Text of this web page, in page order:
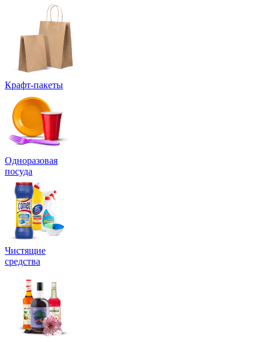
Крафт-пакеты
Одноразовая
посуда
Чистящие
средства